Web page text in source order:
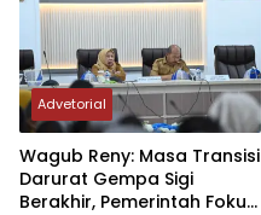
Advetorial
Wagub Reny: Masa Transisi
Darurat Gempa Sigi
Berakhir, Pemerintah Fokus